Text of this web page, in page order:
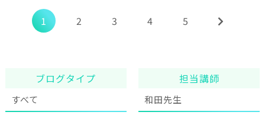
1 2 3 4 5
ブログタイプ
すべて
担当講師
和田先生